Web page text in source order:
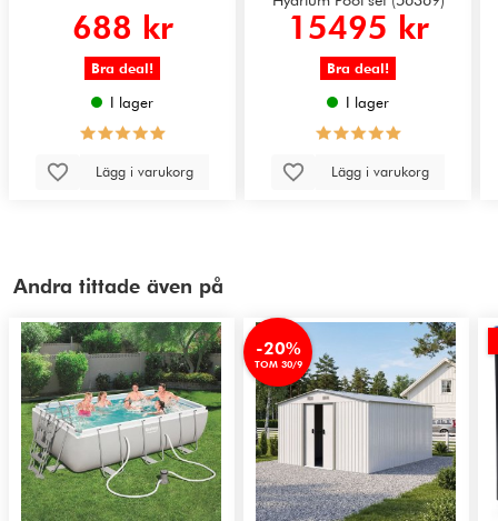
688 kr
Bra deal!
I lager
Lägg i varukorg
15495 kr
Bra deal!
I lager
Lägg i varukorg
Andra tittade även på
-20%
TOM 30/9